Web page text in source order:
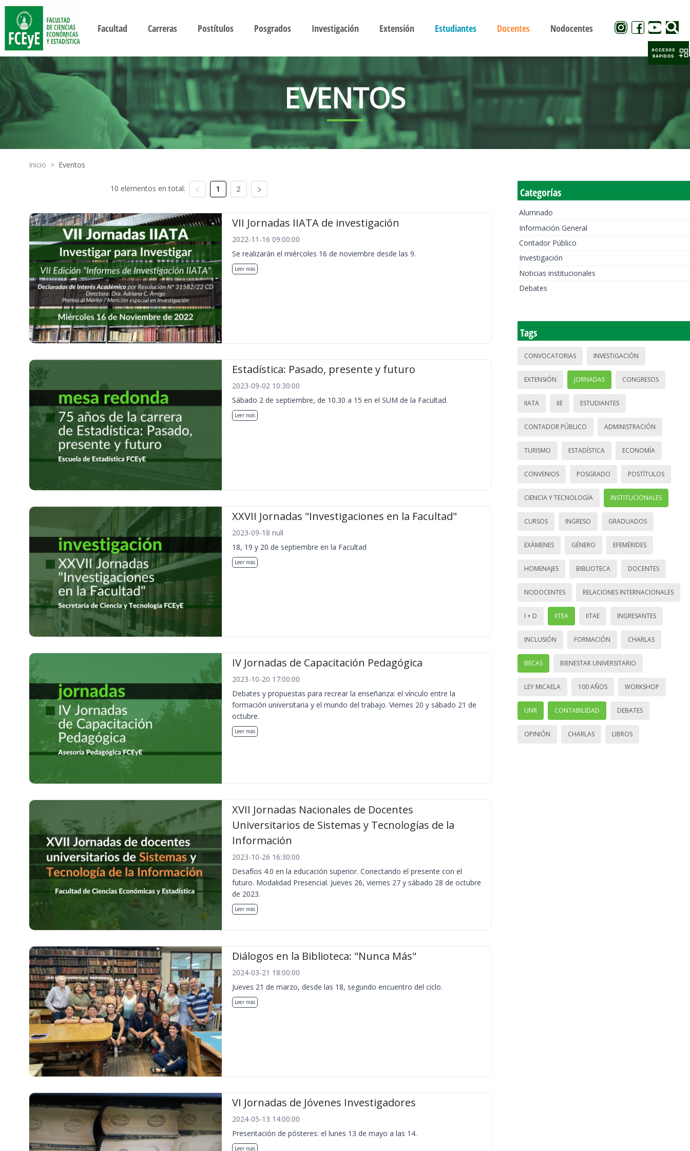
Facultad Carreras Postítulos Posgrados Investigación Extensión Estudiantes Docentes Nodocentes
EVENTOS
Inicio > Eventos
10 elementos en total: 1 2
VII Jornadas IIATA de investigación
2022-11-16 09:00:00
Se realizarán el miércoles 16 de noviembre desde las 9.
Leer más
Estadística: Pasado, presente y futuro
2023-09-02 10:30:00
Sábado 2 de septiembre, de 10.30 a 15 en el SUM de la Facultad.
Leer más
XXVII Jornadas "Investigaciones en la Facultad"
2023-09-18 null
18, 19 y 20 de septiembre en la Facultad
Leer más
IV Jornadas de Capacitación Pedagógica
2023-10-20 17:00:00
Debates y propuestas para recrear la enseñanza: el vínculo entre la
formación universitaria y el mundo del trabajo. Viernes 20 y sábado 21 de
octubre.
Leer más
XVII Jornadas Nacionales de Docentes
Universitarios de Sistemas y Tecnologías de la
Información
2023-10-26 16:30:00
Desafíos 4.0 en la educación superior. Conectando el presente con el
futuro. Modalidad Presencial. Jueves 26, viernes 27 y sábado 28 de octubre
de 2023.
Leer más
Diálogos en la Biblioteca: "Nunca Más"
2024-03-21 18:00:00
Jueves 21 de marzo, desde las 18, segundo encuentro del ciclo.
Leer más
VI Jornadas de Jóvenes Investigadores
2024-05-13 14:00:00
Presentación de pósteres: el lunes 13 de mayo a las 14.
Leer más
Categorías
Alumnado
Información General
Contador Público
Investigación
Noticias institucionales
Debates
Tags
CONVOCATORIAS INVESTIGACIÓN
EXTENSIÓN JORNADAS CONGRESOS
IIATA IIE ESTUDIANTES
CONTADOR PÚBLICO ADMINISTRACIÓN
TURISMO ESTADÍSTICA ECONOMÍA
CONVENIOS POSGRADO POSTÍTULOS
CIENCIA Y TECNOLOGÍA INSTITUCIONALES
CURSOS INGRESO GRADUADOS
EXÁMENES GÉNERO EFEMÉRIDES
HOMENAJES BIBLIOTECA DOCENTES
NODOCENTES RELACIONES INTERNACIONALES
I + D IITEA IITAE INGRESANTES
INCLUSIÓN FORMACIÓN CHARLAS
BECAS BIENESTAR UNIVERSITARIO
LEY MICAELA 100 AÑOS WORKSHOP
UNR CONTABILIDAD DEBATES
OPINIÓN CHARLAS LIBROS
ACCESOS
RAPIDOS